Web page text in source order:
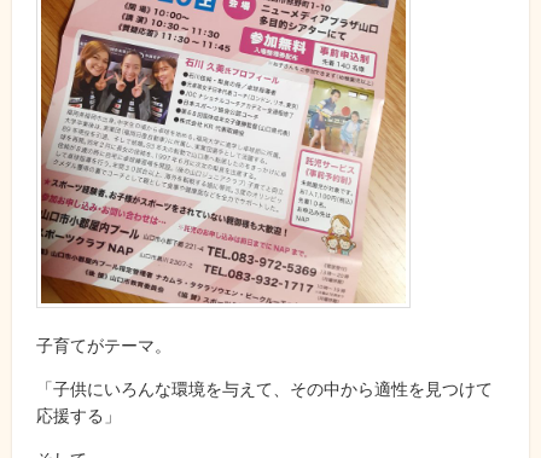
子育てがテーマ。
「子供にいろんな環境を与えて、その中から適性を見つけて
応援する」